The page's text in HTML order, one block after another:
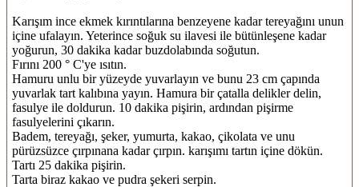
Karışım ince ekmek kırıntılarına benzeyene kadar tereyağını unun
içine ufalayın. Yeterince soğuk su ilavesi ile bütünleşene kadar
yoğurun, 30 dakika kadar buzdolabında soğutun.
Fırını 200 ° C'ye ısıtın.
Hamuru unlu bir yüzeyde yuvarlayın ve bunu 23 cm çapında
yuvarlak tart kalıbına yayın. Hamura bir çatalla delikler delin,
fasulye ile doldurun. 10 dakika pişirin, ardından pişirme
fasulyelerini çıkarın.
Badem, tereyağı, şeker, yumurta, kakao, çikolata ve unu
pürüzsüzce çırpınana kadar çırpın. karışımı tartın içine dökün.
Tartı 25 dakika pişirin.
Tarta biraz kakao ve pudra şekeri serpin.